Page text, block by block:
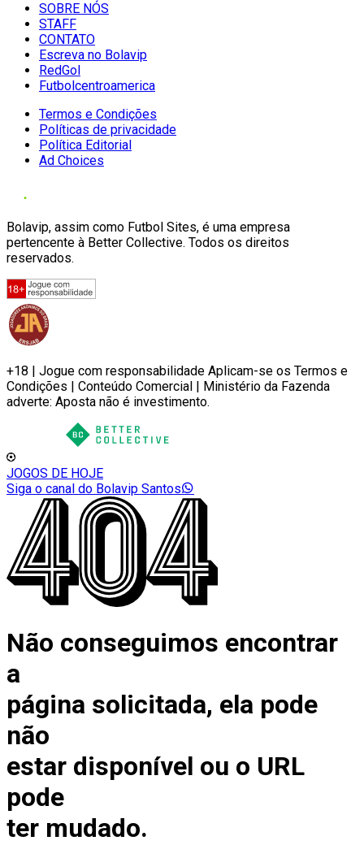
SOBRE NÓS
STAFF
CONTATO
Escreva no Bolavip
RedGol
Futbolcentroamerica
Termos e Condições
Políticas de privacidade
Política Editorial
Ad Choices
Bolavip, assim como Futbol Sites, é uma empresa
pertencente à Better Collective. Todos os direitos
reservados.
+18 | Jogue com responsabilidade Aplicam-se os Termos e
Condições | Conteúdo Comercial | Ministério da Fazenda
adverte: Aposta não é investimento.
JOGOS DE HOJE
Siga o canal do Bolavip Santos
Não conseguimos encontrar
a
página solicitada, ela pode
não
estar disponível ou o URL
pode
ter mudado.